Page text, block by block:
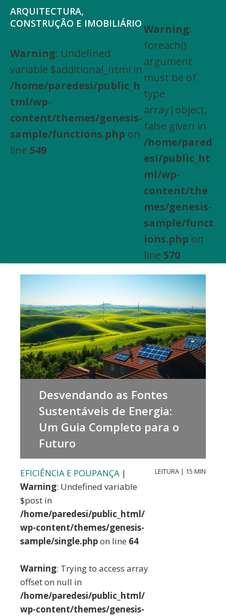
Saltar
para
menu
principal
Skip
content
ARQUITECTURA,
CONSTRUÇÃO E IMOBILIÁRIO
Engenharia
Civil,
Actividades
especializadas
de
construção,
Arrendamento
de
Bens
Imóveis
Warning: Undefined
variable $additional_html in
/home/paredesi/public_h
tml/wp-
content/themes/genesis-
sample/functions.php on
line 549
Warning:
foreach()
argument
must be of
type
array|object,
false given in
/home/pared
esi/public_ht
ml/wp-
content/the
mes/genesis-
sample/funct
ions.php on
line570
Desvendando as Fontes
Sustentáveis de Energia:
Um Guia Completo para o
Futuro
EFICIÊNCIA E POUPANÇA |
Warning: Undefined variable
$post in
/home/paredesi/public_html/
wp-content/themes/genesis-
sample/single.phpon line 64
Warning: Trying to access array
offset on null in
/home/paredesi/public_html/
wp-content/themes/genesis-
LEITURA | 15 MIN